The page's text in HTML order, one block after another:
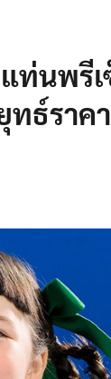
ท่นพรี
ทธ์รา